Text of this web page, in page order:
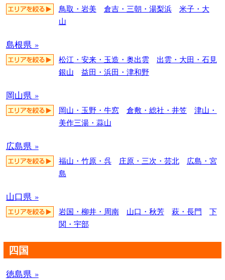
鳥取・岩美 倉吉・三朝・湯梨浜
米子・大
山
島根県 »
松江・安来・玉造・奥出雲
出雲・大田・石見
銀山
益田・浜田・津和野
岡山県 »
岡山・玉野・牛窓 倉敷・総社・井笠
津山・
美作三湯・蒜山
広島県 »
福山・竹原・呉 庄原・三次・芸北
広島・宮
島
山口県 »
岩国・柳井・周南 山口・秋芳 萩・長門
下
関・宇部
四国
徳島県 »